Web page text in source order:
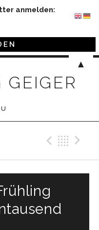
anmelden:
▲